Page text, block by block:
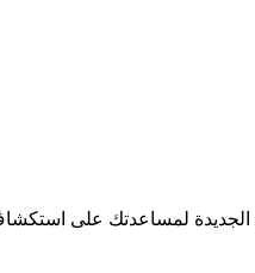
لمساعدتك على